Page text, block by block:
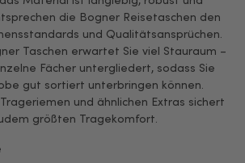
die Bogner Reisetaschen den
und Qualitätsansprüchen.
Taschen erwartet Sie viel Stauraum –
Fächer untergliedert, sodass Sie
gut sortiert unterbringen können.
und ähnlichen Extras sichert
größten Tragekomfort.